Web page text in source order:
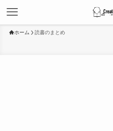
ホーム 読書のまとめ